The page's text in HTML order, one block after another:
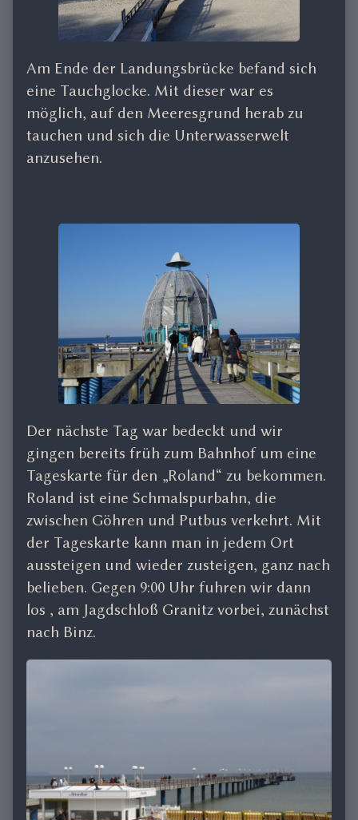
Am Ende der Landungsbrücke befand sich
eine Tauchglocke. Mit dieser war es
möglich, auf den Meeresgrund herab zu
tauchen und sich die Unterwasserwelt
anzusehen.
Der nächste Tag war bedeckt und wir
gingen bereits früh zum Bahnhof um eine
Tageskarte für den „Roland“ zu bekommen.
Roland ist eine Schmalspurbahn, die
zwischen Göhren und Putbus verkehrt. Mit
der Tageskarte kann man in jedem Ort
aussteigen und wieder zusteigen, ganz nach
belieben. Gegen 9:00 Uhr fuhren wir dann
los , am Jagdschloß Granitz vorbei, zunächst
nach Binz.